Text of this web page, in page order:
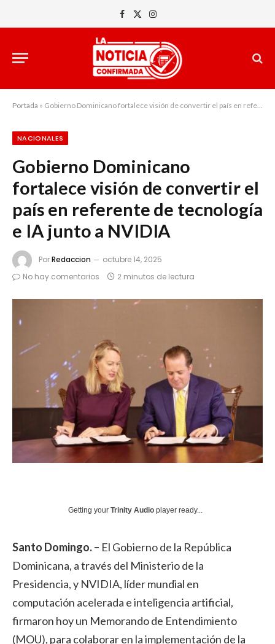
Facebook
X
Instagram
Portada » Gobierno Dominicano fortalece visión de convertir el país en referente de tecnología e IA junto a NVIDIA
NACIONALES
Gobierno Dominicano
fortalece visión de convertir el
país en referente de tecnología
e IA junto a NVIDIA
PorRedaccion
octubre 14, 2025
No hay comentarios
2 minutos de lectura
Getting your Trinity Audio player ready...
Santo Domingo. – El Gobierno de la República
Dominicana, a través del Ministerio de la
Presidencia, y NVIDIA, líder mundial en
computación acelerada e inteligencia artificial,
firmaron hoy un Memorando de Entendimiento
(MOU), para colaborar en la implementación de la